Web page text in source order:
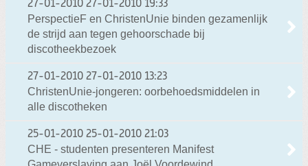
27-01-2010 27-01-2010 19:33
PerspectieF en ChristenUnie binden gezamenlijk
de strijd aan tegen gehoorschade bij
discotheekbezoek
27-01-2010 27-01-2010 13:23
ChristenUnie-jongeren: oorbehoedsmiddelen in
alle discotheken
25-01-2010 25-01-2010 21:03
CHE - studenten presenteren Manifest